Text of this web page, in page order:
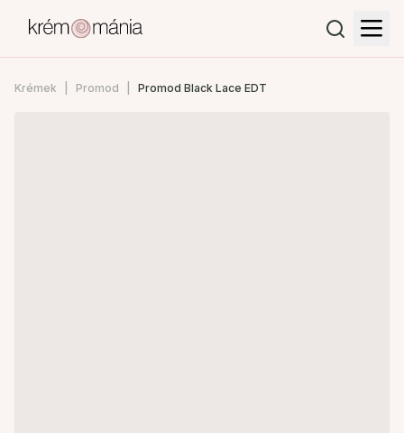
Krémek Promod Promod Black Lace EDT